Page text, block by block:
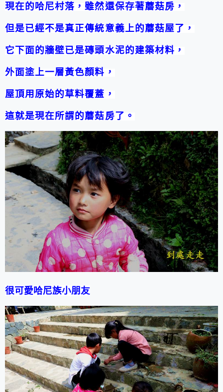
現在的哈尼村落，雖然還保存著蘑菇房，
但是已經不是真正傳統意義上的蘑菇屋了，
它下面的牆壁已是磚頭水泥的建築材料，
外面塗上一層黃色顏料，
屋頂用原始的草料覆蓋，
這就是現在所謂的蘑菇房了。
很可愛哈尼族小朋友